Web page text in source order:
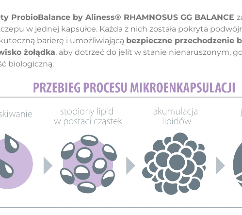
ProbioBalance by Aliness® RHAMNOSUS GG BALANCE
w jednej kapsułce. Każda z nich została pokryta
barierę i umożliwiającą bezpieczne przechodzenie
żołądka, aby dotrzeć do jelit w stanie nienaruszonym,
biologiczną.